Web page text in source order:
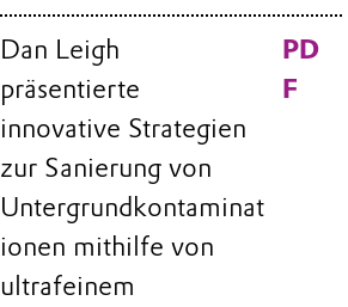
Dan Leigh
präsentierte
innovative Strategien
zur Sanierung von
Untergrundkontaminat
ionen mithilfe von
ultrafeinem
PD
F